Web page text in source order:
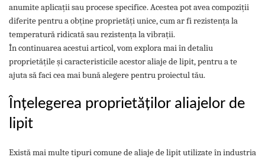
anumite aplicații sau procese specifice. Acestea pot avea compoziții
diferite pentru a obține proprietăți unice, cum ar fi rezistența la
temperatură ridicată sau rezistența la vibrații.
În continuarea acestui articol, vom explora mai în detaliu
proprietățile și caracteristicile acestor aliaje de lipit, pentru a te
ajuta să faci cea mai bună alegere pentru proiectul tău.
Înțelegerea proprietăților aliajelor de
lipit
Există mai multe tipuri comune de aliaje de lipit utilizate în industria